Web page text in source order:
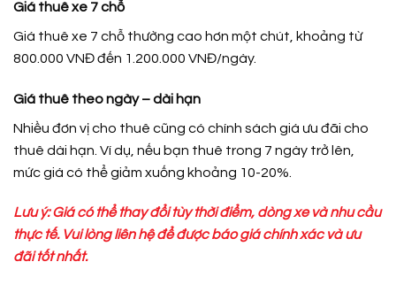
Giá thuê xe 7 chỗ
Giá thuê xe 7 chỗ thường cao hơn một chút, khoảng từ
800.000 VNĐ đến 1.200.000 VNĐ/ngày.
Giá thuê theo ngày – dài hạn
Nhiều đơn vị cho thuê cũng có chính sách giá ưu đãi cho
thuê dài hạn. Ví dụ, nếu bạn thuê trong 7 ngày trở lên,
mức giá có thể giảm xuống khoảng 10-20%.
Lưu ý: Giá có thể thay đổi tùy thời điểm, dòng xe và nhu cầu
thực tế. Vui lòng liên hệ để được báo giá chính xác và ưu
đãi tốt nhất.